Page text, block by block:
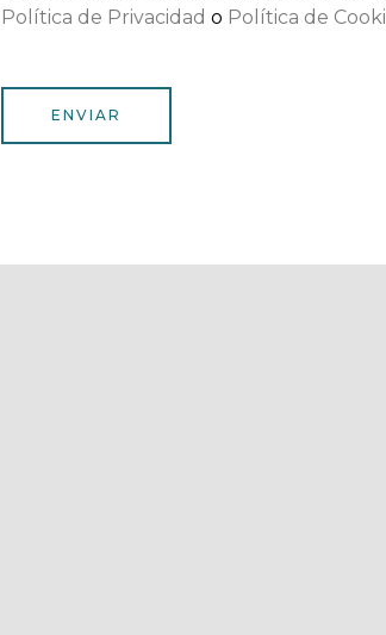
Política de Privacidad o Política de
ENVIAR